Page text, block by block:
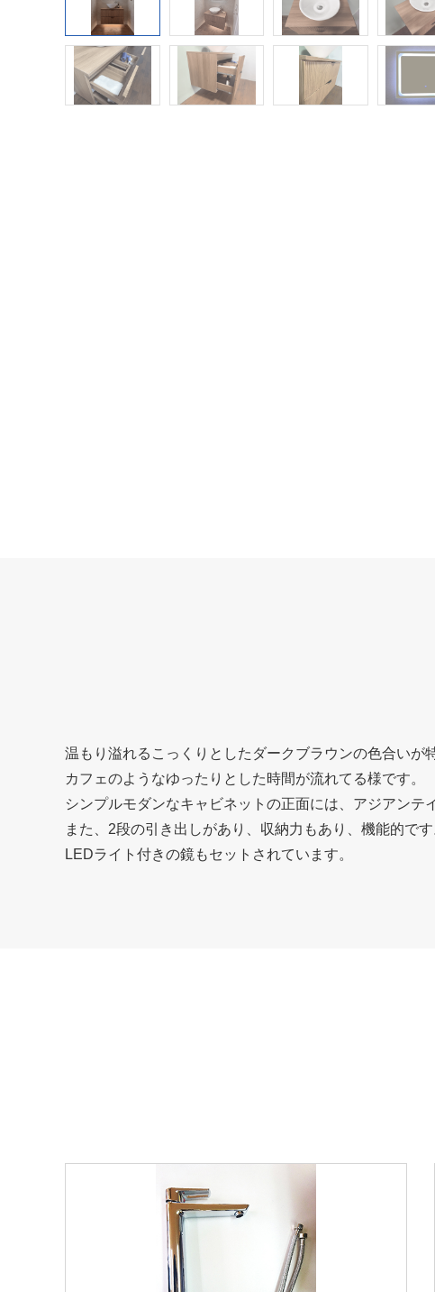
温もり溢れるこっくりとしたダークブラウンの色合いが
カフェのようなゆったりとした時間が流れてる様です。
シンプルモダンなキャビネットの正面には、アジアンテ
また、2段の引き出しがあり、収納力もあり、機能的です
LEDライト付きの鏡もセットされています。